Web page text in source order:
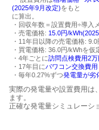
(2025年9月改定)をもと
に算出。
・回収年数＝設置費用÷導入
・売電価格: 15.0円/
・11年目以降の売電価格: 9.0
・買電価格: 36.0円/kWhを
・4年ごとに訪問点検費用2万
・17年目にパワコン交換費用
・毎年0.27%ずつ発電量が劣
実際の発電量や設置費用は
ます。
正確な発電量シミュレーシ